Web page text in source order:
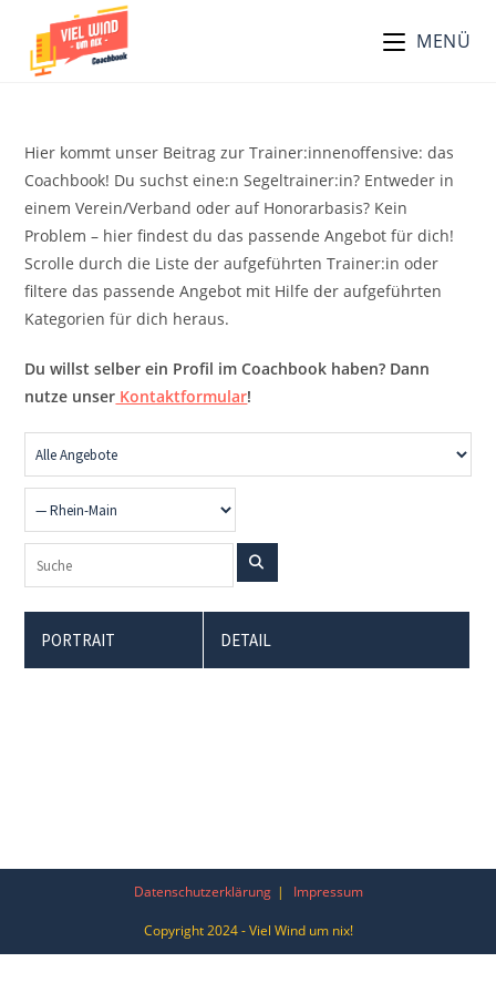
Inhalt
springen
MENÜ
Hier kommt unser Beitrag zur Trainer:innenoffensive: das
Coachbook! Du suchst eine:n Segeltrainer:in? Entweder in
einem Verein/Verband oder auf Honorarbasis? Kein
Problem – hier findest du das passende Angebot für dich!
Scrolle durch die Liste der aufgeführten Trainer:in oder
filtere das passende Angebot mit Hilfe der aufgeführten
Kategorien für dich heraus.
Du willst selber ein Profil im Coachbook haben? Dann
nutze unser Kontaktformular!
PORTRAIT DETAIL
Datenschutzerklärung Impressum
Copyright 2024 - Viel Wind um nix!